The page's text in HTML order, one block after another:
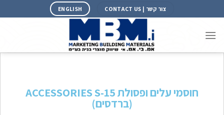
צור קשר | CONTACT US ENGLISH
חוסמי עלים ופסולת 15-ACCESSORIES S
(ברדסים)